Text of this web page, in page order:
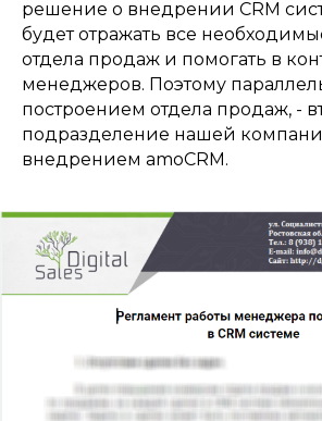
решение о внедрении CRM
будет отражать все
отдела продаж и помогать в
менеджеров. Поэтому
построением отдела продаж, -
подразделение нашей
внедрением amoCRM.